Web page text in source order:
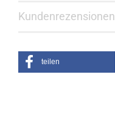
Kundenrezensionen
teilen